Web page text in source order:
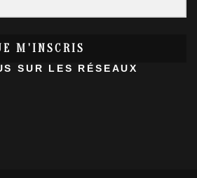
M'INSCRIS
SUR LES RÉSEAUX